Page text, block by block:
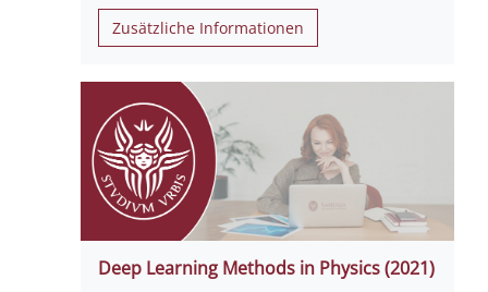
Zusätzliche Informationen
Deep Learning Methods in Physics (2021)